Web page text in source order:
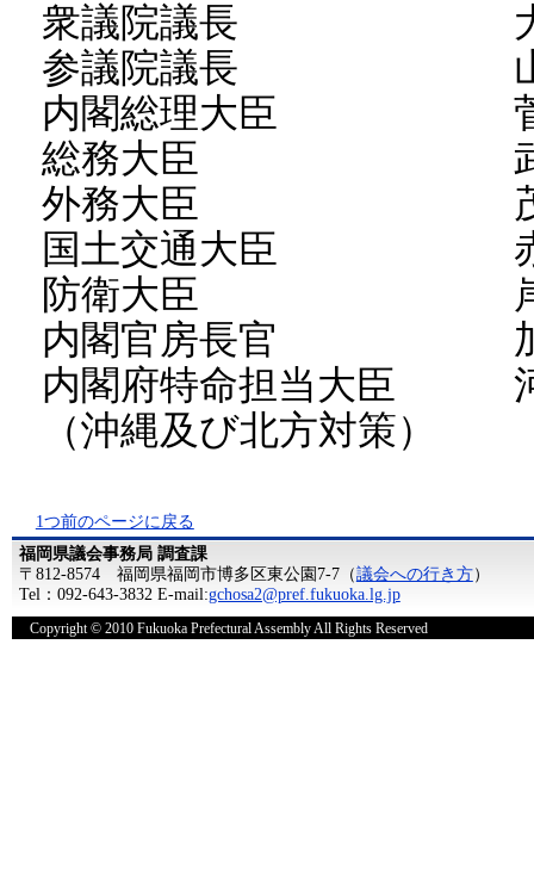
衆議院議長 大
参議院議長 山
内閣総理大臣
総務大臣 武田
外務大臣 茂木
国土交通大臣 赤
防衛大臣 岸
内閣官房長官 加
内閣府特命担当大臣
（沖縄及び北方対策）
1つ前のページに戻る
福岡県議会事務局 調査課
〒812-8574 福岡県福岡市博多区東公園7-7（議会への行き方）
Tel：092-643-3832 E-mail:gchosa2@pref.fukuoka.lg.jp
Copyright © 2010 Fukuoka Prefectural Assembly All Rights Reserved